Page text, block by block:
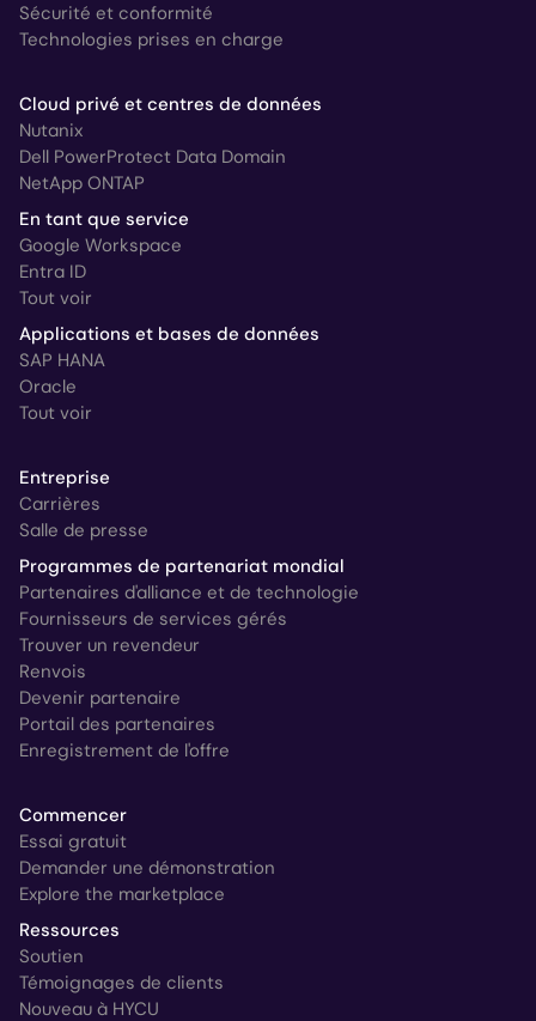
Sécurité et conformité
Technologies prises en charge
Cloud privé et centres de données
Nutanix
Dell PowerProtect Data Domain
NetApp ONTAP
En tant que service
Google Workspace
Entra ID
Tout voir
Applications et bases de données
SAP HANA
Oracle
Tout voir
Entreprise
Carrières
Salle de presse
Programmes de partenariat mondial
Partenaires d'alliance et de technologie
Fournisseurs de services gérés
Trouver un revendeur
Renvois
Devenir partenaire
Portail des partenaires
Enregistrement de l'offre
Commencer
Essai gratuit
Demander une démonstration
Explore the marketplace
Ressources
Soutien
Témoignages de clients
Nouveau à HYCU